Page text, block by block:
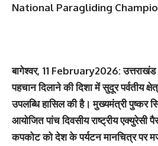
National Paragliding
बागेश्वर, 11 February2026:
पहचान दिलाने की दिशा में सुदूर पर्वतीय
उपलब्धि हासिल की है। मुख्यमंत्री पुष्कर
आयोजित पांच दिवसीय राष्ट्रीय एक्युरेसी
कपकोट को देश के पर्यटन मानचित्र पर